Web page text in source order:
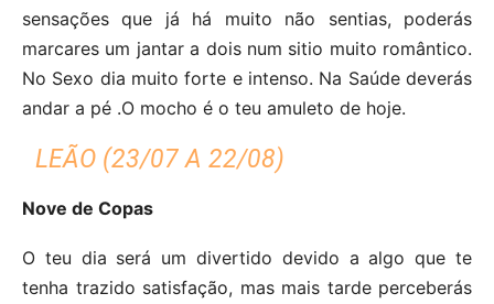
sensações que já há muito não sentias, poderás
marcares um jantar a dois num sitio muito romântico.
No Sexo dia muito forte e intenso. Na Saúde deverás
andar a pé .O mocho é o teu amuleto de hoje.
LEÃO (23/07 A 22/08)
Nove de Copas
O teu dia será um divertido devido a algo que te
tenha trazido satisfação, mas mais tarde perceberás